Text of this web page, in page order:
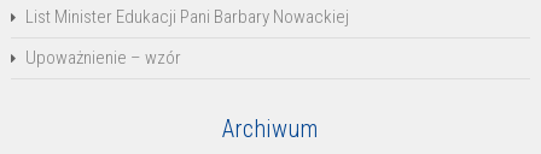
List Minister Edukacji Pani Barbary Nowackiej
Upoważnienie – wzór
Archiwum